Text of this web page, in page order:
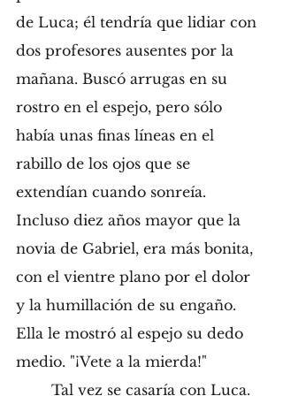
de Luca; él tendría que lidiar con
dos profesores ausentes por la
mañana. Buscó arrugas en su
rostro en el espejo, pero sólo
había unas finas líneas en el
rabillo de los ojos que se
extendían cuando sonreía.
Incluso diez años mayor que la
novia de Gabriel, era más bonita,
con el vientre plano por el dolor
y la humillación de su engaño.
Ella le mostró al espejo su dedo
medio. "¡Vete a la mierda!"